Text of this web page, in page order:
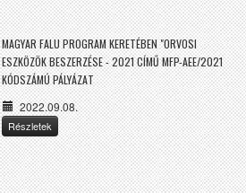
MAGYAR FALU PROGRAM KERETÉBEN "ORVOSI
ESZKÖZÖK BESZERZÉSE - 2021 CÍMŰ MFP-AEE/2021
KÓDSZÁMÚ PÁLYÁZAT
2022.09.08.
Részletek